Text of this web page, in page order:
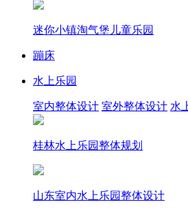
迷你小镇淘气堡儿童乐园
蹦床
水上乐园
室内整体设计 室外整体设计 水
桂林水上乐园整体规划
山东室内水上乐园整体设计